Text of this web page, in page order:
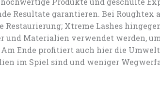
Resultate garantieren. Bei Roughtex
Restaurierung; Xtreme Lashes
und Materialien verwendet werden,
Ende profitiert auch hier die
im Spiel sind und weniger